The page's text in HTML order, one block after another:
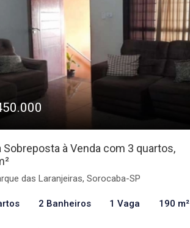
Sobreposta à Venda com 3 quartos,
das Laranjeiras, Sorocaba-SP
2 Banheiros 1 Vaga 190 m²